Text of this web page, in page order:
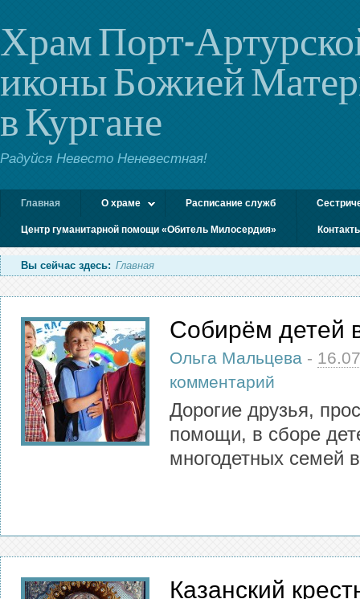
Храм Порт-
иконы Божией
в Кургане
Радуйся Невесто Неневестная!
Главная О храме Расписание служб
Центр гуманитарной помощи «Обитель Милосердия»
Вы сейчас здесь: Главная
Собирём детей
Ольга Мальцева -
комментарий
Дорогие друзья,
помощи, в сборе
многодетных семей
Казанский